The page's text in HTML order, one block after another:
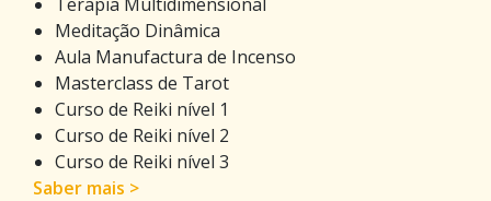
Meditação Dinâmica
Aula Manufactura de Incenso
Masterclass de Tarot
Curso de Reiki nível 1
Curso de Reiki nível 2
Curso de Reiki nível 3
Saber mais >